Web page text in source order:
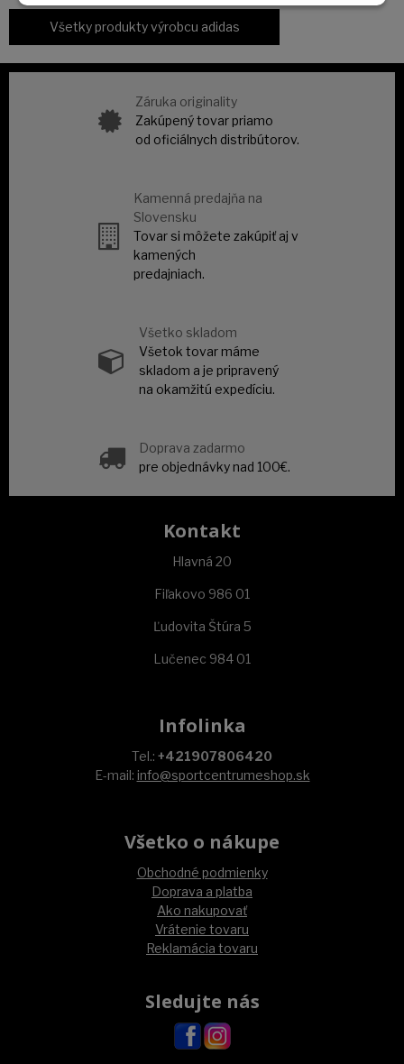
Všetky produkty výrobcu adidas
Záruka originality
Zakúpený tovar priamo
od oficiálnych distribútorov.
Kamenná predajňa na
Slovensku
Tovar si môžete zakúpiť aj v
kamených
predajniach.
Všetko skladom
Všetok tovar máme
skladom a je pripravený
na okamžitú expedíciu.
Doprava zadarmo
pre objednávky nad 100€.
Kontakt
Hlavná 20
Fiľakovo 986 01
Ľudovita Štúra 5
Lučenec 984 01
Infolinka
Tel.: +421907806420
E-mail: info@sportcentrumeshop.sk
Všetko o nákupe
Obchodné podmienky
Doprava a platba
Ako nakupovať
Vrátenie tovaru
Reklamácia tovaru
Sledujte nás